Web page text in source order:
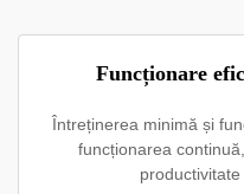
Funcționare
Întreținerea minimă și
funcționarea